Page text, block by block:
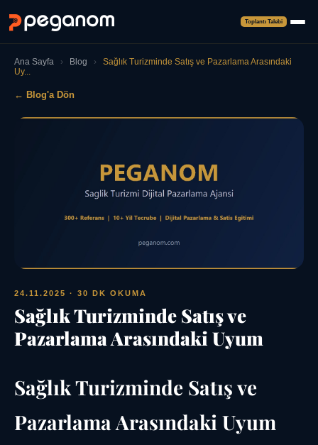
Toplantı Talebi
Ana Sayfa › Blog ›
Sağlık Turizminde Satış ve Pazarlama Arasındaki
Uy...
← Blog'a Dön
24.11.2025 · 30 DK OKUMA
Sağlık Turizminde Satış ve
Pazarlama Arasındaki Uyum
Sağlık Turizminde Satış ve
Pazarlama Arasındaki Uyum